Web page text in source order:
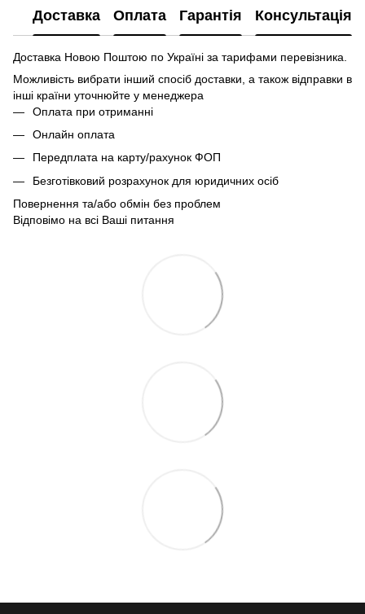
Доставка Оплата Гарантія Консультація
Доставка Новою Поштою по Україні за тарифами перевізника.
Можливість вибрати інший спосіб доставки, а також відправки в
інші країни уточнюйте у менеджера
Оплата при отриманні
Онлайн оплата
Передплата на карту/рахунок ФОП
Безготівковий розрахунок для юридичних осіб
Повернення та/або обмін без проблем
Відповімо на всі Ваші питання